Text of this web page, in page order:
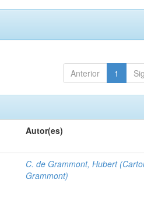
Anterior 1
Autor(es)
C. de Grammont, Hubert
Grammont)